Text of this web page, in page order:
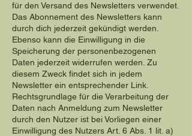
für den Versand des Newsletters verwendet.
Das Abonnement des Newsletters kann
durch dich jederzeit gekündigt werden.
Ebenso kann die Einwilligung in die
Speicherung der personenbezogenen
Daten jederzeit widerrufen werden. Zu
diesem Zweck findet sich in jedem
Newsletter ein entsprechender Link.
Rechtsgrundlage für die Verarbeitung der
Daten nach Anmeldung zum Newsletter
durch den Nutzer ist bei Vorliegen einer
Einwilligung des Nutzers Art. 6 Abs. 1 lit. a)